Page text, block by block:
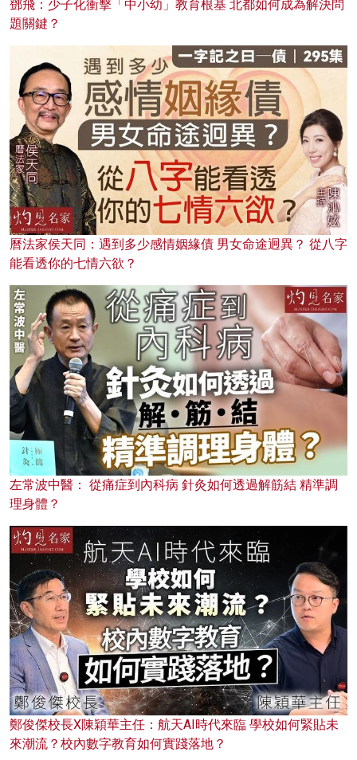
鄧飛：少子化衝擊「中小幼」教育根基 北都如何成為解決問
題關鍵？
曆法家侯天同：遇到多少感情姻緣債 男女命途迥異？ 從八字
能看透你的七情六欲？
左常波中醫： 從痛症到內科病 針灸如何透過解筋結 精準調
理身體？
鄭俊傑校長X陳穎華主任：航天AI時代來臨 學校如何緊貼未
來潮流？校內數字教育如何實踐落地？